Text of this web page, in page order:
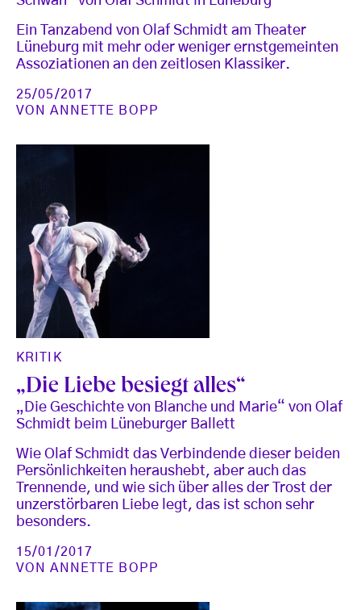
Ein Tanzabend von Olaf Schmidt am Theater
Lüneburg mit mehr oder weniger ernstgemeinten
Assoziationen an den zeitlosen Klassiker.
25/05/2017
VONANNETTE BOPP
KRITIK
„Die Liebe besiegt alles“
„Die Geschichte von Blanche und Marie“ von Olaf
Schmidt beim Lüneburger Ballett
Wie Olaf Schmidt das Verbindende dieser beiden
Persönlichkeiten heraushebt, aber auch das
Trennende, und wie sich über alles der Trost der
unzerstörbaren Liebe legt, das ist schon sehr
besonders.
15/01/2017
VONANNETTE BOPP